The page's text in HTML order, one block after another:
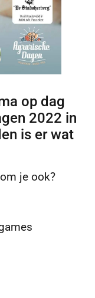
op dag
2022 in
is er wat
je ook?